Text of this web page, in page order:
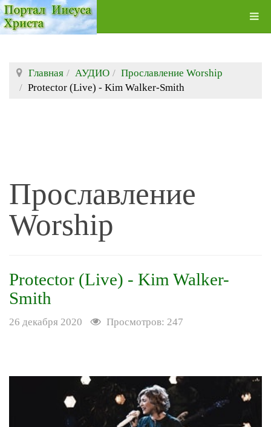
Главная АУДИО
Прославление Worship
Protector (Live) - Kim Walker-Smith
Прославление
Worship
Protector (Live) - Kim Walker-
Smith
26 декабря 2020 Просмотров: 247